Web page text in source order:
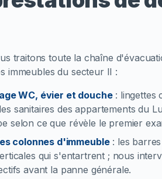
traitons toute la chaîne
immeubles du secteur II :
WC, évier et douche: lingettes
sanitaires des appartements du
selon ce que révèle le premier
colonnes d'immeuble: les
qui s'entartrent ; nous
avant la panne générale.